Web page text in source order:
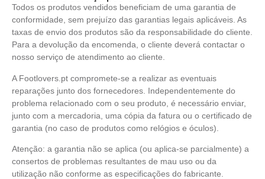
Todos os produtos vendidos beneficiam de uma garantia de
conformidade, sem prejuízo das garantias legais aplicáveis. As
taxas de envio dos produtos são da responsabilidade do cliente.
Para a devolução da encomenda, o cliente deverá contactar o
nosso serviço de atendimento ao cliente.
A Footlovers.pt compromete-se a realizar as eventuais
reparações junto dos fornecedores. Independentemente do
problema relacionado com o seu produto, é necessário enviar,
junto com a mercadoria, uma cópia da fatura ou o certificado de
garantia (no caso de produtos como relógios e óculos).
Atenção: a garantia não se aplica (ou aplica-se parcialmente) a
consertos de problemas resultantes de mau uso ou da
utilização não conforme as especificações do fabricante.